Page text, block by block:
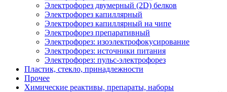
Электрофорез двумерный (2D) белков
Электрофорез капиллярный
Электрофорез капиллярный на чипе
Электрофорез препаративный
Электрофорез: изоэлектрофокусирование
Электрофорез: источники питания
Электрофорез: пульс-электрофорез
Пластик, стекло, принадлежности
Прочее
Химические реактивы, препараты, наборы